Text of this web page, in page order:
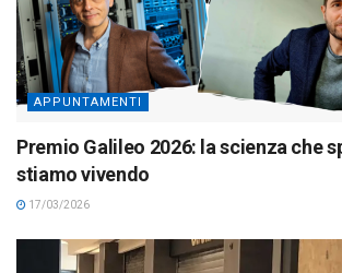
APPUNTAMENTI
Premio Galileo 2026: la scienza che
stiamo vivendo
17/03/2026